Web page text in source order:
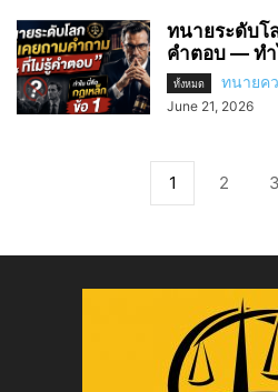
ทนายระดับโ
คำตอบ — ทำ
ทั้งหมด ทนายค
June 21, 2026
1 2 3